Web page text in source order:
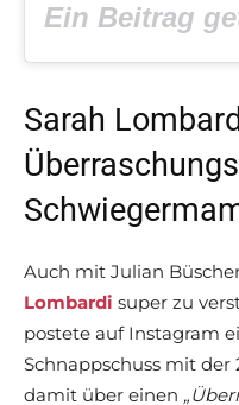
Ein Beitrag
Sarah
Auch mit Julian
Lombardi super zu
postete auf Instagram
Schnappschuss mit
damit über einen